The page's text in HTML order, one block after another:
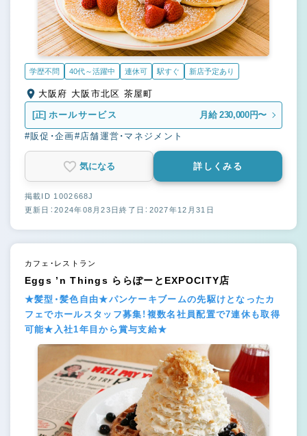
学歴不問 40代～活躍中 連休可 駅すぐ 新店予定あり
大阪府 大阪市北区 茶屋町
[正] ホールサービス 月給 230,000円〜
#販促・企画#店舗運営・マネジメント
気になる 詳しくみる
掲載ID 1002668J
更新日：2024年08月23日終了日：2027年12月31日
カフェ・レストラン
Eggs ’n Things ららぽーとEXPOCITY店
★髪型・髪色自由★パンケーキブームの先駆けとなったカ
フェでホールスタッフ募集！複数名社員配置で7連休も取得
可能★入社1年目から賞与支給★